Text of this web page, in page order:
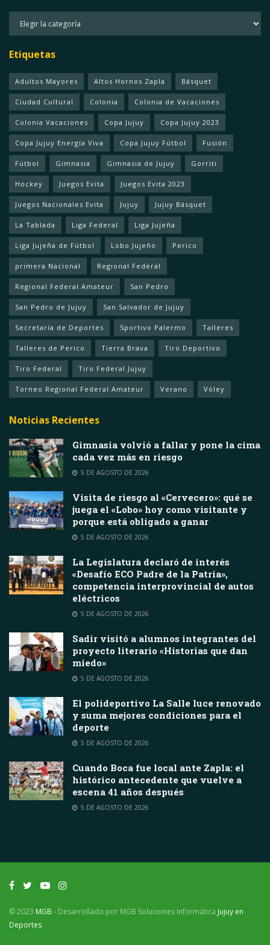
Etiquetas
Adultos Mayores Altos Hornos Zapla Básquet
Ciudad Cultural Colonia Colonia de Vacaciones
Colonia Vacaciones Copa Jujuy Copa Jujuy 2023
Copa Jujuy Energía Viva Copa Jujuy Fútbol Fusión
Fútbol Gimnasia Gimnasia de Jujuy Gorriti
Hockey Juegos Evita Juegos Evita 2023
Juegos Nacionales Evita Jujuy Jujuy Básquet
La Tablada Liga Federal Liga Jujeña
Liga Jujeña de Fútbol Lobo Jujeño Perico
primera Nacional Regional Federal
Regional Federal Amateur San Pedro
San Pedro de Jujuy San Salvador de Jujuy
Secretaría de Deportes Sportivo Palermo Talleres
Talleres de Perico Tierra Brava Tiro Deportivo
Tiro Federal Tiro Federal Jujuy
Torneo Regional Federal Amateur Verano Vóley
Noticias Recientes
Gimnasia volvió a fallar y pone la cima
cada vez más en riesgo
5 DE AGOSTO DE 2026
Visita de riesgo al «Cervecero»: qué se
juega el «Lobo» hoy como visitante y
porque está obligado a ganar
5 DE AGOSTO DE 2026
La Legislatura declaró de interés
«Desafío ECO Padre de la Patria»,
competencia interprovincial de autos
eléctricos
5 DE AGOSTO DE 2026
Sadir visitó a alumnos integrantes del
proyecto literario «Historias que dan
miedo»
5 DE AGOSTO DE 2026
El polideportivo La Salle luce renovado
y suma mejores condiciones para el
deporte
5 DE AGOSTO DE 2026
Cuando Boca fue local ante Zapla: el
histórico antecedente que vuelve a
escena 41 años después
5 DE AGOSTO DE 2026
© 2023 MGB - Desarrollado por MGB Soluciones Informática Jujuy en
Deportes.